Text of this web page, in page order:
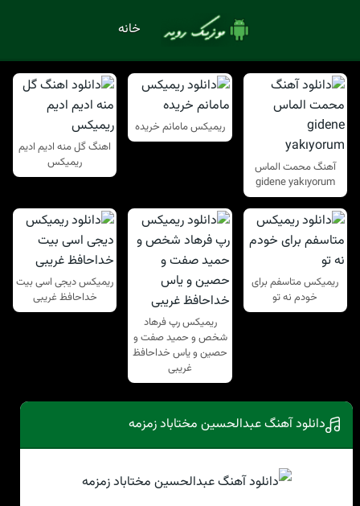
خانه
آهنگ محمت الماس
gidene yakıyorum
ریمیکس مامانم خریده
اهنگ گل منه ادیم ادیم
ریمیکس
ریمیکس متاسفم برای
خودم نه تو
ریمیکس رپ فرهاد
شخص و حمید صفت و
حصین و یاس خداحافظ
غریبی
ریمیکس دیجی اسی بیت
خداحافظ غریبی
دانلود آهنگ عبدالحسین مختاباد زمزمه